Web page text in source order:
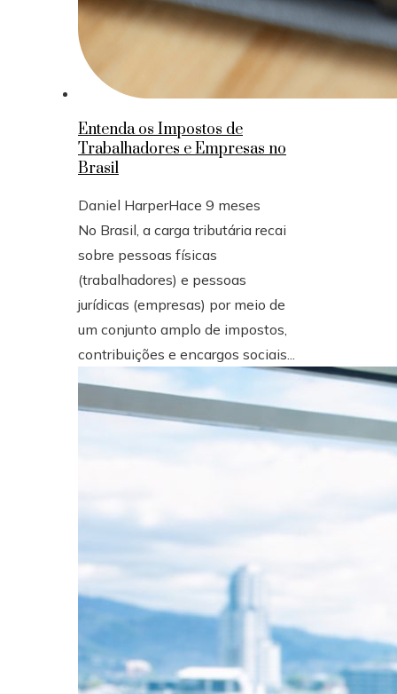
Entenda os Impostos de
Trabalhadores e Empresas no
Brasil
Daniel HarperHace 9 meses
No Brasil, a carga tributária recai
sobre pessoas físicas
(trabalhadores) e pessoas
jurídicas (empresas) por meio de
um conjunto amplo de impostos,
contribuições e encargos sociais...